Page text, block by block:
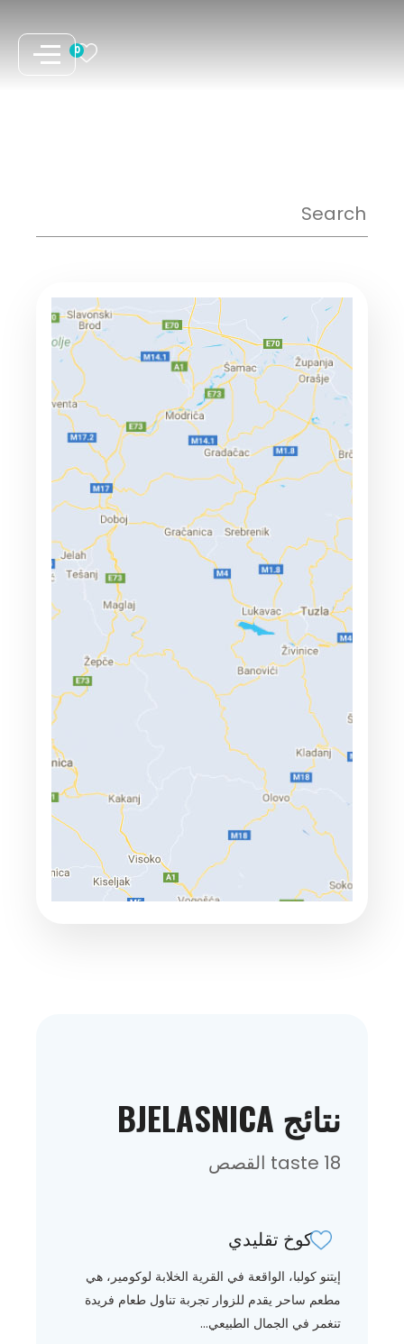
0
نتائج BJELASNICA
18 taste القصص
كوخ تقليدي
إيتنو كولبا، الواقعة في القرية الخلابة لوكومير، هي
مطعم ساحر يقدم للزوار تجربة تناول طعام فريدة
تنغمر في الجمال الطبيعي...